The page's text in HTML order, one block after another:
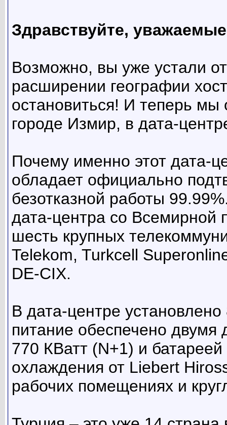
Здравствуйте,
Возможно, вы уже устали
расширении географии
остановиться! И теперь мы
городе Измир, в дата-
Почему именно этот дата-
обладает официально
безотказной работы
дата-центра со Всемирной
шесть крупных
Telekom, Turkcell
DE-CIX.
В дата-центре
питание обеспечено
770 КВатт (N+1) и
охлаждения от Liebert
рабочих помещениях и